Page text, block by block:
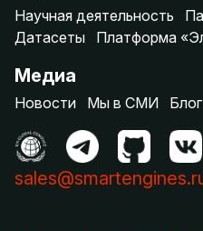
Научная деятельность
Датасеты
Платформа
Медиа
Новости Мы в СМИ Блог